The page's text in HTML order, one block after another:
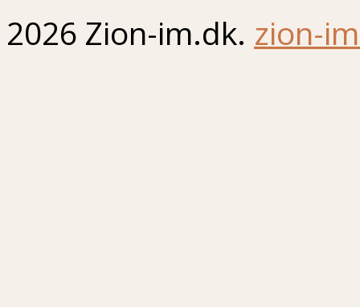
2026 Zion-im.dk. zion-